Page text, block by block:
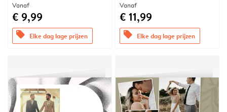
Vanaf
€ 9,99
offers Elke dag lage prijzen
Vanaf
€ 11,99
offers Elke dag lage prijzen